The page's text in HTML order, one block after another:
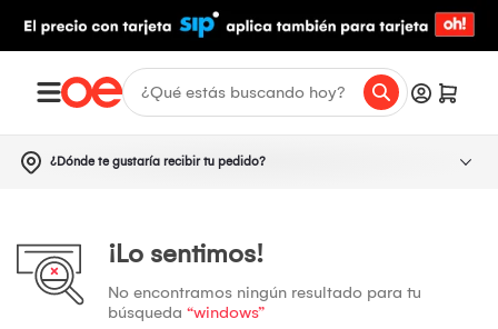
¿Dónde te gustaría recibir tu pedido?
¡Lo sentimos!
No encontramos ningún resultado para tu
búsqueda “windows”